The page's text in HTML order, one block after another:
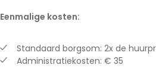
Eenmalige kosten:
Standaard borgsom: 2x de
Administratiekosten: € 35